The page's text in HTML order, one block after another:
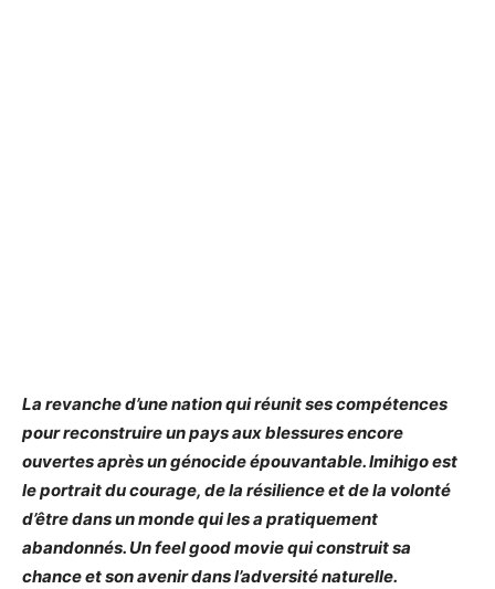
La revanche d’une nation qui réunit ses compétences
pour reconstruire un pays aux blessures encore
ouvertes après un génocide épouvantable. Imihigo est
le portrait du courage, de la résilience et de la volonté
d’être dans un monde qui les a pratiquement
abandonnés. Un feel good movie qui construit sa
chance et son avenir dans l’adversité naturelle.